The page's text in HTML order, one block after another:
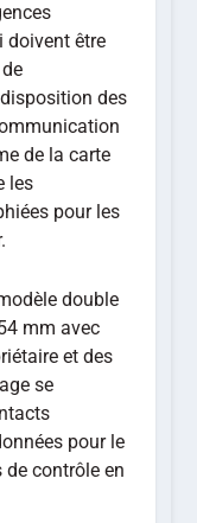
doivent être
des
de la carte
les
pour les
double
mm avec
et des
se
pour le
de contrôle en